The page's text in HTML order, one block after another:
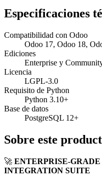
Especificaciones
Compatibilidad con Odoo
Odoo 17, Odoo 18,
Ediciones
Enterprise y
Licencia
LGPL-3.0
Requisito de Python
Python 3.10+
Base de datos
PostgreSQL 12+
Sobre este
🚀 ENTERPRISE-
INTEGRATION SUITE